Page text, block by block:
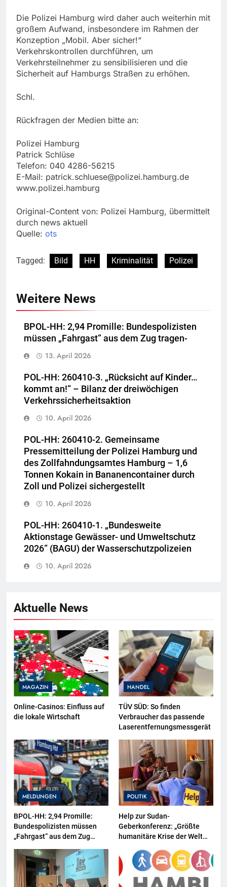
Die Polizei Hamburg wird daher auch weiterhin mit
großem Aufwand, insbesondere im Rahmen der
Konzeption „Mobil. Aber sicher!“
Verkehrskontrollen durchführen, um
Verkehrsteilnehmer zu sensibilisieren und die
Sicherheit auf Hamburgs Straßen zu erhöhen.
Schl.
Rückfragen der Medien bitte an:
Polizei Hamburg
Patrick Schlüse
Telefon: 040 4286-56215
E-Mail: patrick.schluese@polizei.hamburg.de
www.polizei.hamburg
Original-Content von: Polizei Hamburg, übermittelt
durch news aktuell
Quelle: ots
Tagged: Bild HH Kriminalität Polizei
Weitere News
BPOL-HH: 2,94 Promille: Bundespolizisten
müssen „Fahrgast“ aus dem Zug tragen-
13. April 2026
POL-HH: 260410-3. „Rücksicht auf Kinder…
kommt an!“ – Bilanz der dreiwöchigen
Verkehrssicherheitsaktion
10. April 2026
POL-HH: 260410-2. Gemeinsame
Pressemitteilung der Polizei Hamburg und
des Zollfahndungsamtes Hamburg – 1,6
Tonnen Kokain in Bananencontainer durch
Zoll und Polizei sichergestellt
10. April 2026
POL-HH: 260410-1. „Bundesweite
Aktionstage Gewässer- und Umweltschutz
2026“ (BAGU) der Wasserschutzpolizeien
10. April 2026
Aktuelle News
MAGAZIN
Online-Casinos: Einfluss auf
die lokale Wirtschaft
HANDEL
TÜV SÜD: So finden
Verbraucher das passende
Laserentfernungsmessgerät
MELDUNGEN
BPOL-HH: 2,94 Promille:
Bundespolizisten müssen
„Fahrgast“ aus dem Zug
POLITIK
Help zur Sudan-
Geberkonferenz: „Größte
humanitäre Krise der Welt